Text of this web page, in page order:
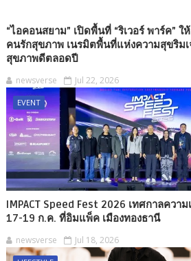
“ไอคอนสยาม” เปิดพื้นที่ “ริเวอร์ พาร์ค”
คนรักสุขภาพ เนรมิตพื้นที่แห่งความสุขริม
สุขภาพดีตลอดปี
newsverse Jul 22, 2026
EVENT
IMPACT Speed Fest 2026 เทศกาลควา
17-19 ก.ค. ที่อิมแพ็ค เมืองทองธานี
newsverse Jul 18, 2026